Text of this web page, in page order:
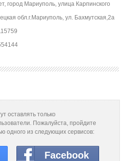
город Мариуполь, улица Карпинского
обл.г.Мариуполь, ул. Бахмутская,2а
оставлять только
Пожалуйста, пройдите
одного из следующих сервисов:
Facebook